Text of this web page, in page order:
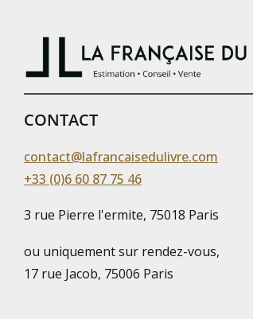
CONTACT
contact@lafrancaisedulivre.com
+33 (0)6 60 87 75 46
3 rue Pierre l'ermite, 75018 Paris
ou uniquement sur rendez-vous,
17 rue Jacob, 75006 Paris